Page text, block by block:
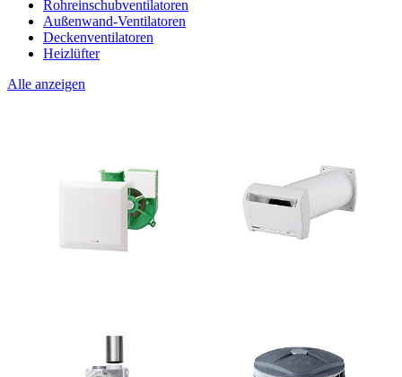
Rohreinschubventilatoren
Außenwand-Ventilatoren
Deckenventilatoren
Heizlüfter
Alle anzeigen